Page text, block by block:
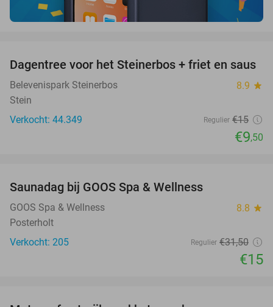
37%
Dagentree voor het Steinerbos + friet en saus
Belevenispark Steinerbos 8.9 star
Stein
Verkocht: 44.349
Regulier €15
€9,50
Saunadag bij GOOS Spa & Wellness
GOOS Spa & Wellness 8.8 star
Posterholt
Verkocht: 205
Regulier €31,50
€15